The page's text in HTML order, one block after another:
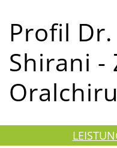
Profil
Shirani -